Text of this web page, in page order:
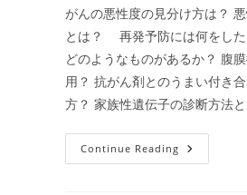
がんの悪性度の見分け方は？
とは？ 再発予防には何をした
どのようなものがあるか？ 腹
用？ 抗がん剤とのうまい付き
方？ 家族性遺伝子の診断方法
Continue Reading 2015
年